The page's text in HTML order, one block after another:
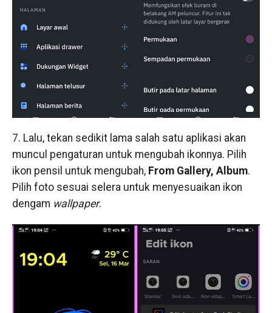
7. Lalu, tekan sedikit lama salah satu aplikasi akan
muncul pengaturan untuk mengubah ikonnya. Pilih
ikon pensil untuk mengubah, From Gallery, Album.
Pilih foto sesuai selera untuk menyesuaikan ikon
dengam wallpaper.